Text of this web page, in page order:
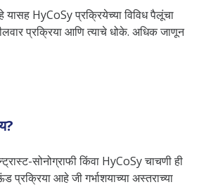
HyCoSy प्रक्रियेच्या विविध पैलूंचा
प्रक्रिया आणि त्याचे धोके. अधिक जाणून
सोनोग्राफी किंवा HyCoSy चाचणी ही
प्रक्रिया आहे जी गर्भाशयाच्या अस्तराच्या